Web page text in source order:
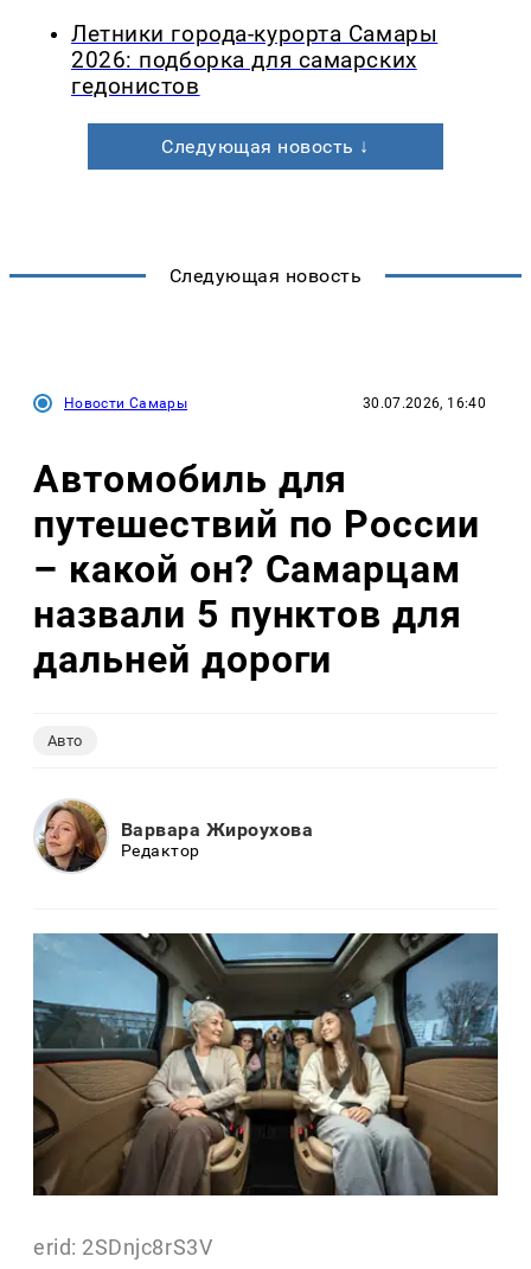
Летники города-курорта Самары
2026: подборка для самарских
гедонистов
Следующая новость ↓
Следующая новость
Новости Самары 30.07.2026, 16:40
Автомобиль для
путешествий по России
– какой он? Самарцам
назвали 5 пунктов для
дальней дороги
Авто
Варвара Жироухова
Редактор
erid: 2SDnjc8rS3V